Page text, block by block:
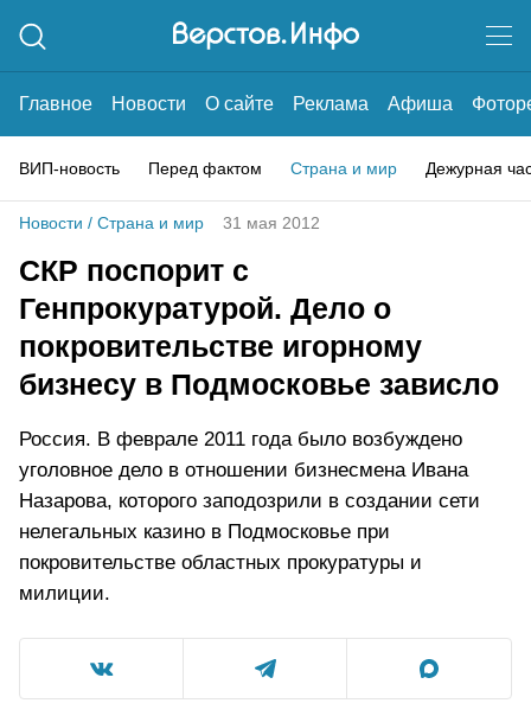
Главное Новости О сайте Реклама Афиша
ВИП-новость Перед фактом Страна и мир Дежурная
Новости / Страна и мир 31 мая 2012
СКР поспорит с
Генпрокуратурой. Дело о
покровительстве игорному
бизнесу в Подмосковье зависло
Россия. В феврале 2011 года было возбуждено
уголовное дело в отношении бизнесмена Ивана
Назарова, которого заподозрили в создании сети
нелегальных казино в Подмосковье при
покровительстве областных прокуратуры и
милиции.